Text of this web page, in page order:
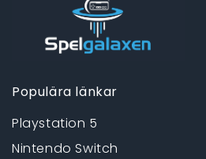
Populära länkar
Playstation 5
Nintendo Switch